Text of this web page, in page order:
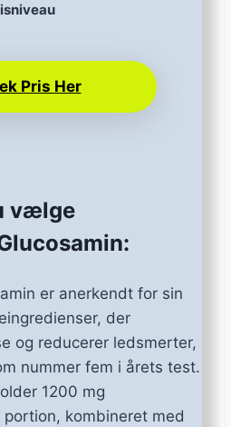
Pris Her
vælge
er anerkendt for sin
der
og reducerer ledsmerter,
nummer fem i årets test.
1200 mg
kombineret med